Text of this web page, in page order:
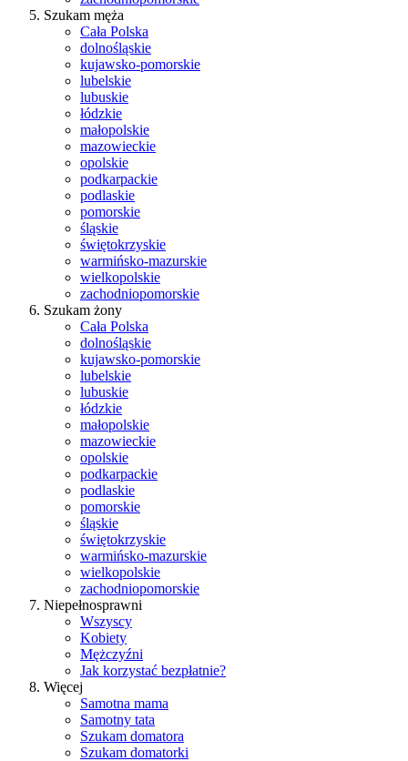
Szukam męża
Cała Polska
dolnośląskie
kujawsko-pomorskie
lubelskie
lubuskie
łódzkie
małopolskie
mazowieckie
opolskie
podkarpackie
podlaskie
pomorskie
śląskie
świętokrzyskie
warmińsko-mazurskie
wielkopolskie
zachodniopomorskie
Szukam żony
Cała Polska
dolnośląskie
kujawsko-pomorskie
lubelskie
lubuskie
łódzkie
małopolskie
mazowieckie
opolskie
podkarpackie
podlaskie
pomorskie
śląskie
świętokrzyskie
warmińsko-mazurskie
wielkopolskie
zachodniopomorskie
Niepełnosprawni
Wszyscy
Kobiety
Mężczyźni
Jak korzystać bezpłatnie?
Więcej
Samotna mama
Samotny tata
Szukam domatora
Szukam domatorki